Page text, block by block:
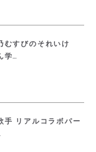
むすびのそれいけ
学…
手 リアルコラボパー